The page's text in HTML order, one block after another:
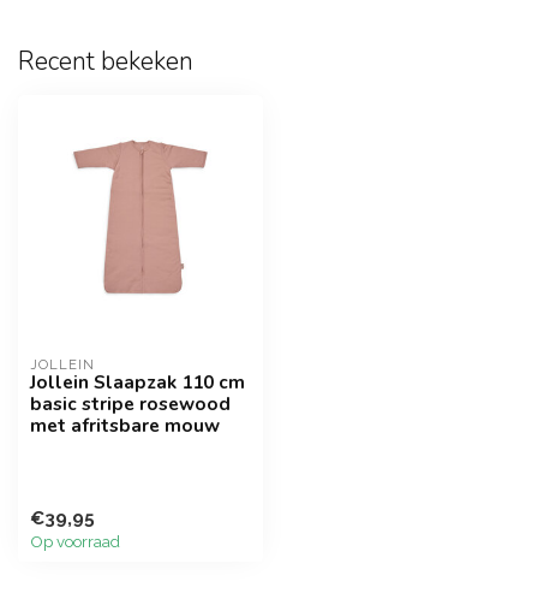
Recent bekeken
JOLLEIN
Jollein Slaapzak 110 cm
basic stripe rosewood
met afritsbare mouw
€39,95
Op voorraad